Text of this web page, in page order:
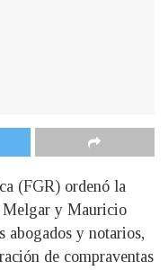
(FGR) ordenó la
Melgar y Mauricio
abogados y notarios,
de compraventas